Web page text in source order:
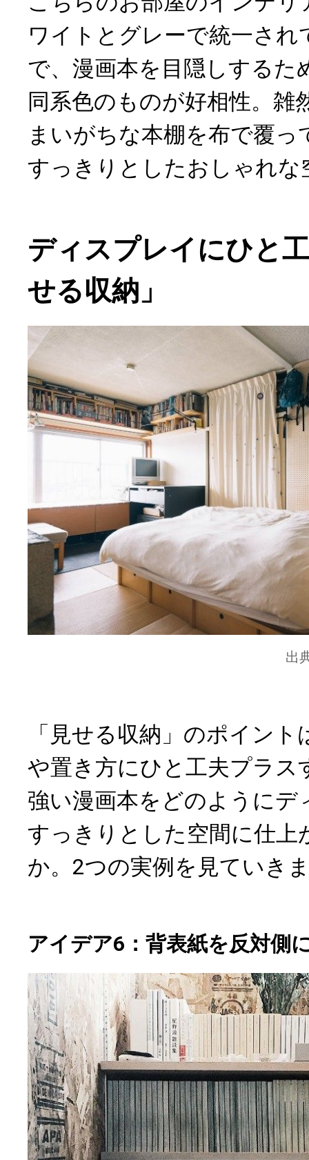
ワイトとグレーで統一され
で、漫画本を目隠しするた
同系色のものが好相性。雑
まいがちな本棚を布で覆
すっきりとしたおしゃれな
ディスプレイにひと
せる収納」
出
「見せる収納」のポイン
や置き方にひと工夫プラス
強い漫画本をどのようにデ
すっきりとした空間に仕上
か。2つの実例を見ていき
アイデア6：背表紙を反対側